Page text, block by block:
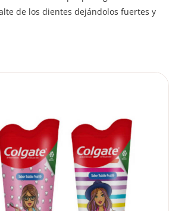
de los dientes dejándolos fuertes y